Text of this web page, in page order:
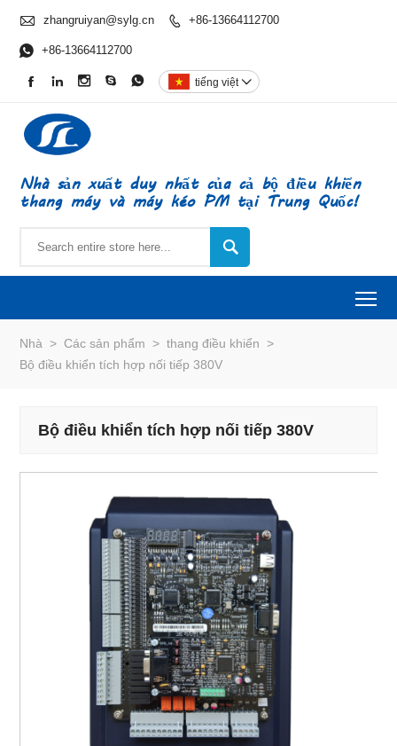
 zhangruiyan@sylg.cn  +86-13664112700
 +86-13664112700
     tiếng việt 
Nhà sản xuất duy nhất của cả bộ điều khiển
thang máy và máy kéo PM tại Trung Quốc!

Nhà > Các sản phẩm > thang điều khiển >
Bộ điều khiển tích hợp nối tiếp 380V
Bộ điều khiển tích hợp nối tiếp 380V